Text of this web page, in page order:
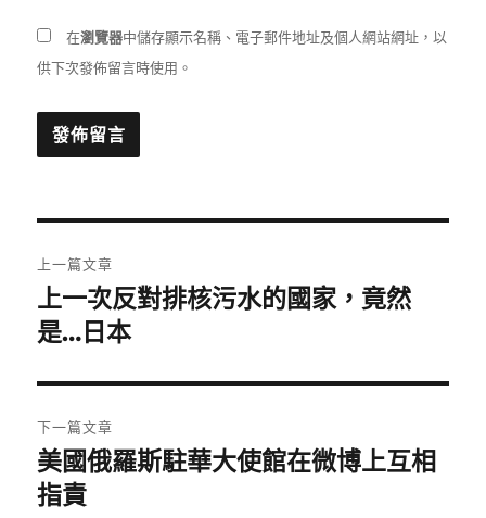
在瀏覽器中儲存顯示名稱、電子郵件地址及個人網站網址，以
供下次發佈留言時使用。
章
導
覽
上一篇文章
上
一
文
章:
上一次反對排核污水的國家，竟然
是…日本
下一篇文章
下
一
美國俄羅斯駐華大使館在微博上互相
指責